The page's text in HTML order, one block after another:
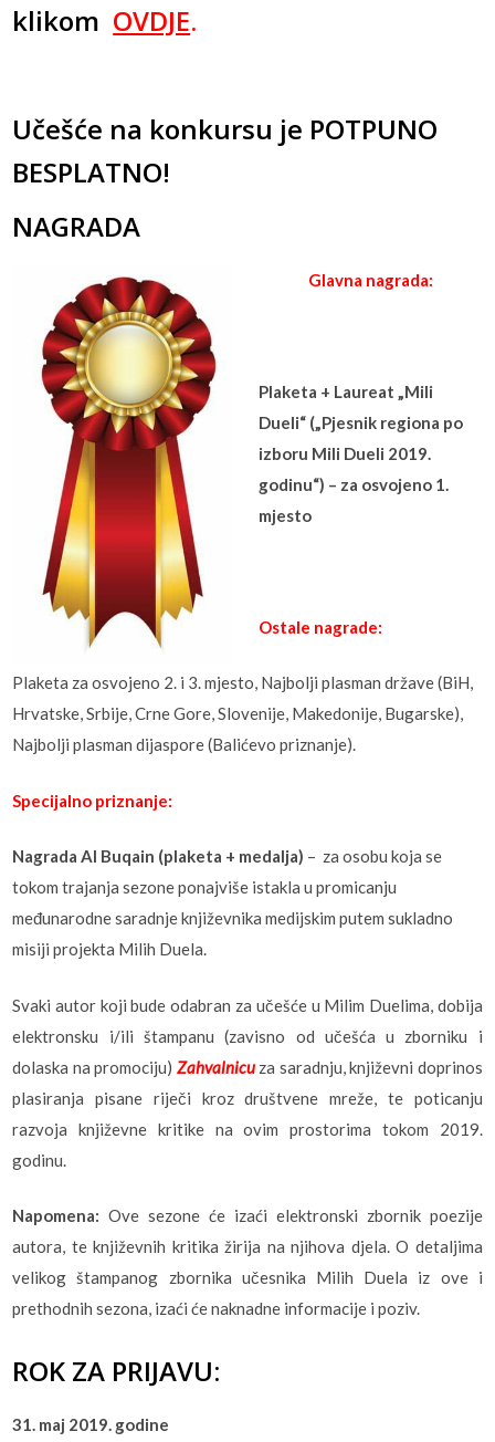
klikom OVDJE.
Učešće na konkursu je POTPUNO
BESPLATNO!
NAGRADA
Glavna nagrada:
Plaketa + Laureat „Mili
Dueli“ („Pjesnik regiona po
izboru Mili Dueli 2019.
godinu“) – za osvojeno 1.
mjesto
Ostale nagrade:
Plaketa za osvojeno 2. i 3. mjesto, Najbolji plasman države (BiH,
Hrvatske, Srbije, Crne Gore, Slovenije, Makedonije, Bugarske),
Najbolji plasman dijaspore (Balićevo priznanje).
Specijalno priznanje:
Nagrada Al Buqain (plaketa + medalja) – za osobu koja se
tokom trajanja sezone ponajviše istakla u promicanju
međunarodne saradnje književnika medijskim putem sukladno
misiji projekta Milih Duela.
Svaki autor koji bude odabran za učešće u Milim Duelima, dobija
elektronsku i/ili štampanu (zavisno od učešća u zborniku i
dolaska na promociju) Zahvalnicu za saradnju, književni doprinos
plasiranja pisane riječi kroz društvene mreže, te poticanju
razvoja književne kritike na ovim prostorima tokom 2019.
godinu.
Napomena: Ove sezone će izaći elektronski zbornik poezije
autora, te književnih kritika žirija na njihova djela. O detaljima
velikog štampanog zbornika učesnika Milih Duela iz ove i
prethodnih sezona, izaći će naknadne informacije i poziv.
ROK ZA PRIJAVU:
31. maj 2019. godine